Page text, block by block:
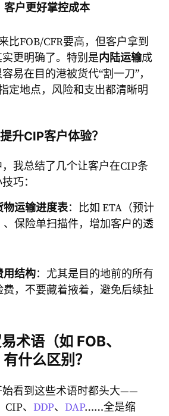
客户更好掌控成本
比FOB/CFR要高，但客户拿到
更明确了。特别是内陆运输成
易在目的港被货代“割一刀”，
定地点，风险和支出都清晰明
升CIP客户体验？
我总结了几个让客户在CIP条
巧：
物运输进度表：比如 ETA（预计
、保险单扫描件，增加客户的透
用结构：尤其是目的地前的所有
费，不要藏着掖着，避免后续扯
术语（如 FOB、
什么区别？
始看到这些术语时都头大——
CIP、 DDP、 DAP……全是缩